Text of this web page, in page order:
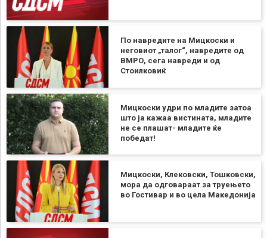
По навредите на Мицкоски и
неговиот „талог“, навредите од
ВМРО, сега навреди и од
Стоилковиќ
Мицкоски удри по младите затоа
што ја кажаа вистината, младите
не се плашат- младите ќе
победат!
Мицкоски, Клековски, Тошковски,
мора да одговараат за труењето
во Гостивар и во цела Македонија